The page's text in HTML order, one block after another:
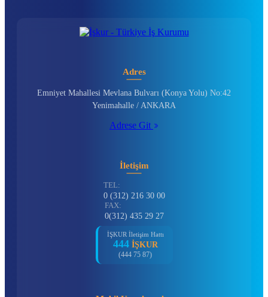
Adres
Emniyet Mahallesi Mevlana Bulvarı (Konya Yolu) No:42
Yenimahalle / ANKARA
Adrese Git
İletişim
TEL:
0 (312) 216 30 00
FAX:
0(312) 435 29 27
İŞKUR İletişim Hattı
444 İŞKUR
(444 75 87)